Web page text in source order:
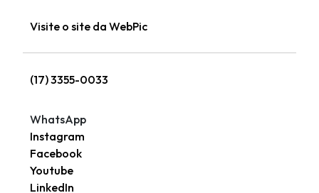
Visite o site da WebPic
(17) 3355-0033
WhatsApp
Instagram
Facebook
Youtube
LinkedIn